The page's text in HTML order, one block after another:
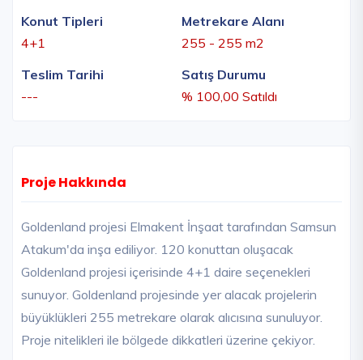
Konut Tipleri
4+1
Metrekare Alanı
255 - 255 m2
Teslim Tarihi
---
Satış Durumu
% 100,00 Satıldı
Proje Hakkında
Goldenland projesi Elmakent İnşaat tarafından Samsun
Atakum'da inşa ediliyor. 120 konuttan oluşacak
Goldenland projesi içerisinde 4+1 daire seçenekleri
sunuyor. Goldenland projesinde yer alacak projelerin
büyüklükleri 255 metrekare olarak alıcısına sunuluyor.
Proje nitelikleri ile bölgede dikkatleri üzerine çekiyor.